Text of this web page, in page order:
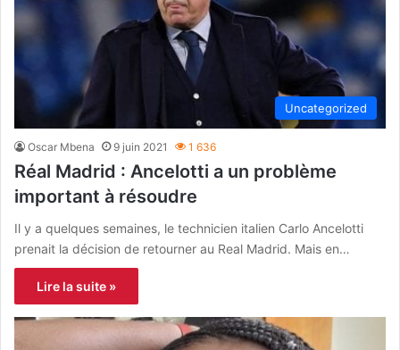
Uncategorized
Oscar Mbena 9 juin 2021 1 636
Réal Madrid : Ancelotti a un problème
important à résoudre
Il y a quelques semaines, le technicien italien Carlo Ancelotti
prenait la décision de retourner au Real Madrid. Mais en…
Lire la suite »